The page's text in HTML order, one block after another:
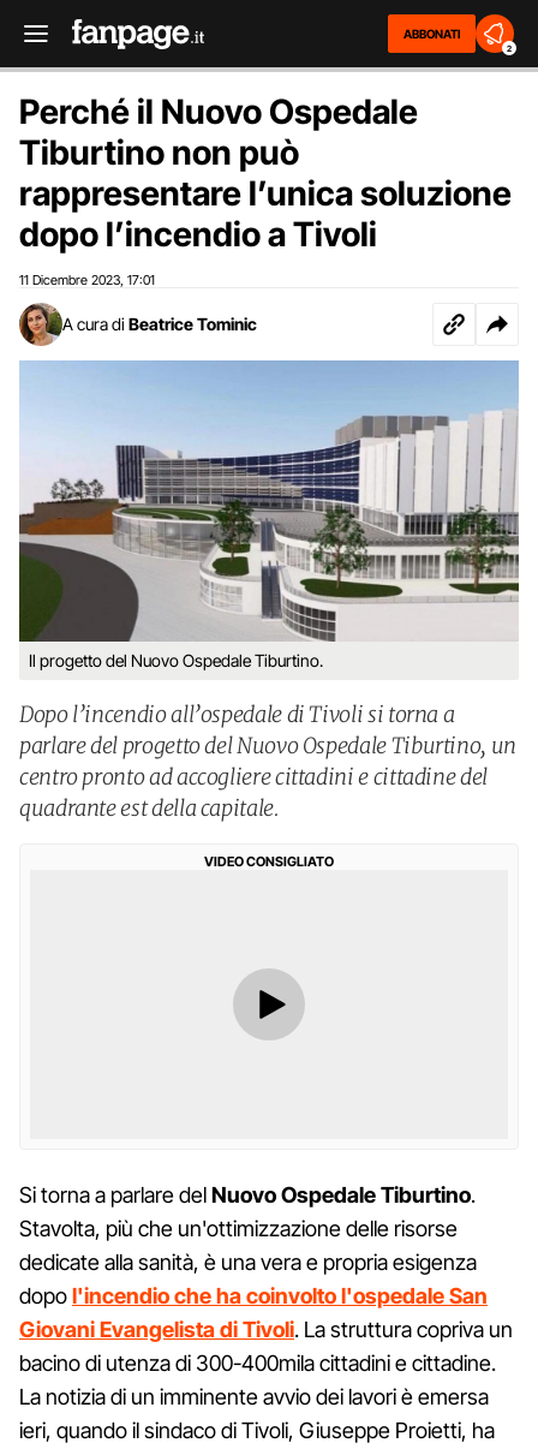
ABBONATI
2
Perché il Nuovo Ospedale
Tiburtino non può
rappresentare l’unica soluzione
dopo l’incendio a Tivoli
11 Dicembre 2023 17:01
A cura di Beatrice Tominic
Il progetto del Nuovo Ospedale Tiburtino.
Dopo l’incendio all’ospedale di Tivoli si torna a
parlare del progetto del Nuovo Ospedale Tiburtino, un
centro pronto ad accogliere cittadini e cittadine del
quadrante est della capitale.
VIDEO CONSIGLIATO
Si torna a parlare delNuovo Ospedale Tiburtino.
Stavolta, più che un'ottimizzazione delle risorse
dedicate alla sanità, è una vera e propria esigenza
dopol'incendio che ha coinvolto l'ospedale San
Giovani Evangelista di Tivoli. La struttura copriva un
bacino di utenza di 300-400mila cittadini e cittadine.
La notizia di un imminente avvio dei lavori è emersa
ieri, quando il sindaco di Tivoli, Giuseppe Proietti, ha